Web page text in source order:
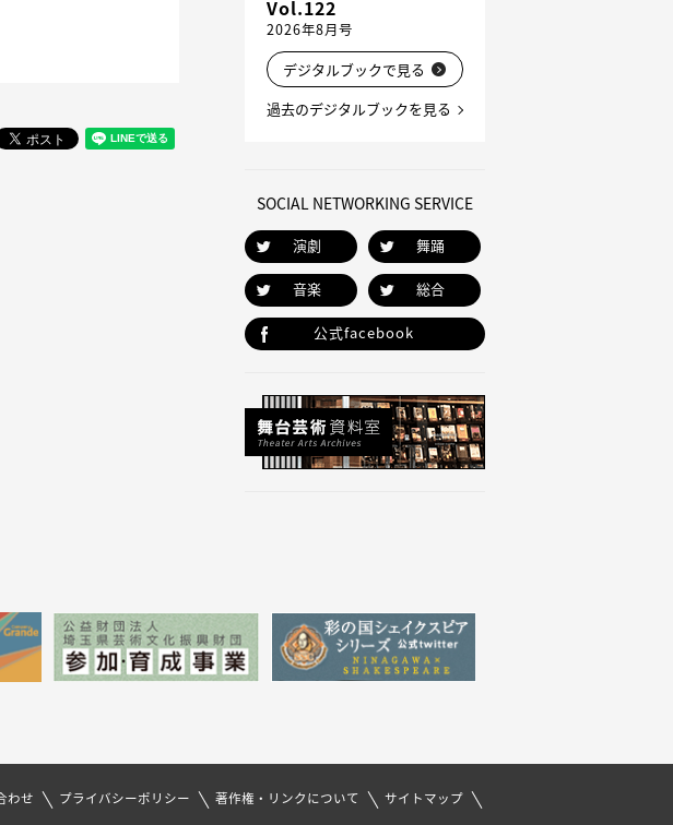
Vol.122
2026年8月号
デジタルブックで見る
過去のデジタルブックを見る
SOCIAL NETWORKING SERVICE
演劇 舞踊
音楽 総合
公式facebook
わせ プライバシーポリシー 著作権・リンクについて サイトマップ